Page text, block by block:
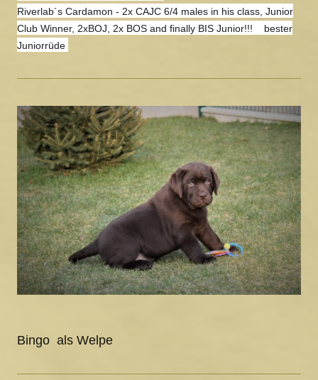
Riverlab´s Cardamon - 2x CAJC 6/4 males in his class, Junior
Club Winner, 2xBOJ, 2x BOS and finally BIS Junior!!! bester
Juniorrüde
Bingo als Welpe